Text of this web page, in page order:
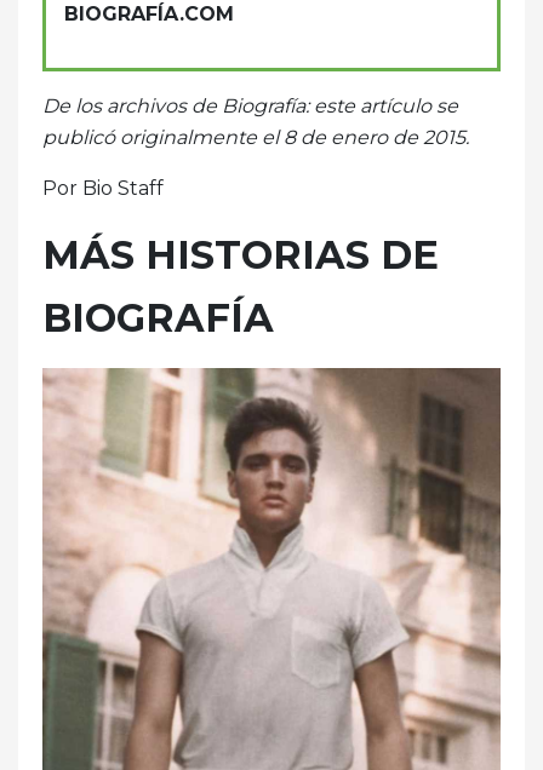
BIOGRAFÍA.COM
De los archivos de Biografía: este artículo se
publicó originalmente el 8 de enero de 2015.
Por Bio Staff
MÁS HISTORIAS DE
BIOGRAFÍA